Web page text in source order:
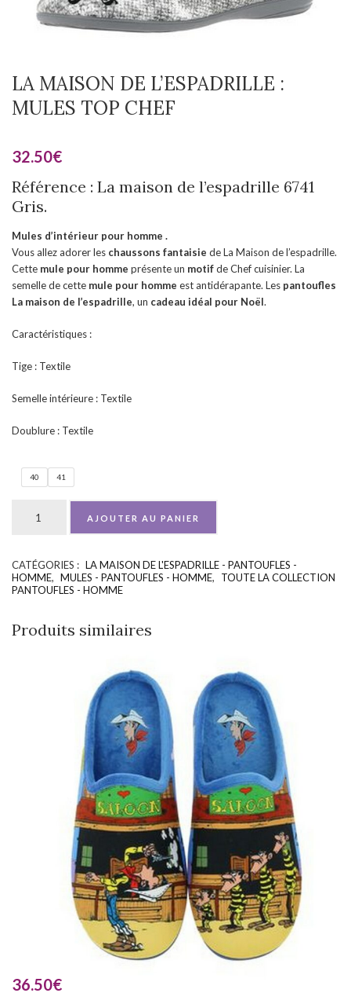
LA MAISON DE L’ESPADRILLE :
MULES TOP CHEF
32.50€
Référence : La maison de l’espadrille 6741
Gris.
Mules d’intérieur pour homme .
Vous allez adorer les chaussons fantaisie de La Maison de l’espadrille.
Cette mule pour homme présente un motifde Chef cuisinier. La
semelle de cette mule pour homme est antidérapante. Les pantoufles
La maison de l’espadrille, un cadeau idéal pour Noël.
Caractéristiques :
Tige : Textile
Semelle intérieure : Textile
Doublure : Textile
40 41
AJOUTER AU PANIER
CATÉGORIES : LA MAISON DE L'ESPADRILLE - PANTOUFLES -
HOMME, MULES - PANTOUFLES - HOMME,
TOUTE LA COLLECTION
PANTOUFLES - HOMME
Produits similaires
36.50€